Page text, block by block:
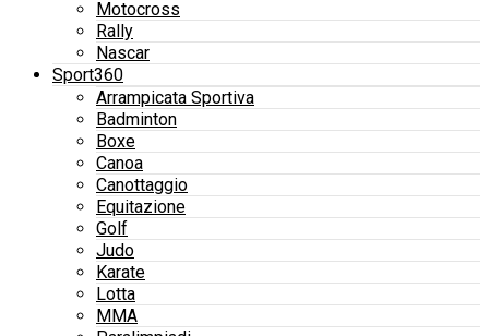
Motocross
Rally
Nascar
Sport360
Arrampicata Sportiva
Badminton
Boxe
Canoa
Canottaggio
Equitazione
Golf
Judo
Karate
Lotta
MMA